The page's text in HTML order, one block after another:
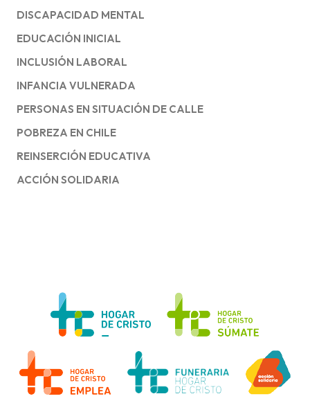
DISCAPACIDAD MENTAL
EDUCACIÓN INICIAL
INCLUSIÓN LABORAL
INFANCIA VULNERADA
PERSONAS EN SITUACIÓN DE CALLE
POBREZA EN CHILE
REINSERCIÓN EDUCATIVA
ACCIÓN SOLIDARIA